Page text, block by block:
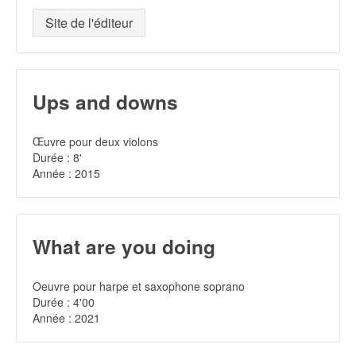
Site de l'éditeur
Ups and downs
Œuvre pour deux violons
Durée : 8'
Année : 2015
What are you doing
Oeuvre pour harpe et saxophone soprano
Durée : 4'00
Année : 2021